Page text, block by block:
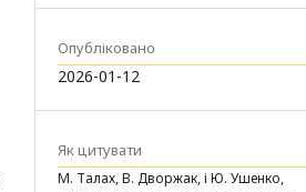
Опубліковано
2026-01-12
Як цитувати
М. Талах, В. Дворжак, і Ю. Ушенко,